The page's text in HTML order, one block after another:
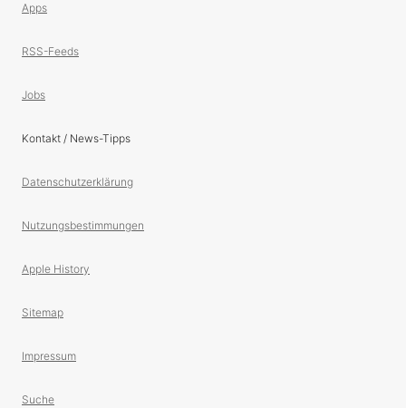
Apps
RSS-Feeds
Jobs
Kontakt / News-Tipps
Datenschutzerklärung
Nutzungsbestimmungen
Apple History
Sitemap
Impressum
Suche